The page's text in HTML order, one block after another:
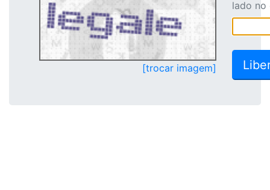
[trocar imagem]
lado no